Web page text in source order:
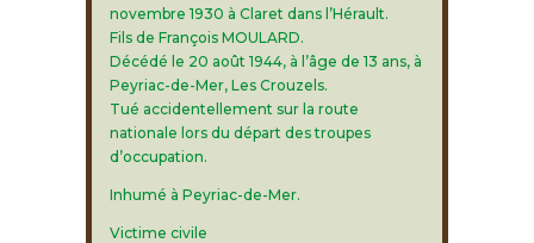
novembre 1930 à Claret dans l’Hérault.
Fils de François MOULARD.
Décédé le 20 août 1944, à l’âge de 13 ans, à
Peyriac-de-Mer, Les Crouzels.
Tué accidentellement sur la route
nationale lors du départ des troupes
d’occupation.
Inhumé à Peyriac-de-Mer.
Victime civile